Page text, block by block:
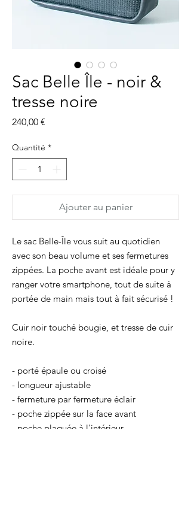
Sac Belle Île - noir &
tresse noire
240,00 €
Quantité *
Ajouter au panier
Le sac Belle-Île vous suit au quotidien
avec son beau volume et ses fermetures
zippées. La poche avant est idéale pour y
ranger votre smartphone, tout de suite à
portée de main mais tout à fait sécurisé !
Cuir noir touché bougie, et tresse de cuir
noire.
- porté épaule ou croisé
- longueur ajustable
- fermeture par fermeture éclair
- poche zippée sur la face avant
- poche plaquée à l'intérieur